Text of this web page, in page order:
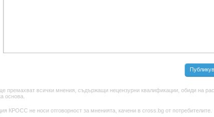
премахват всички мнения, съдържащи нецензурни квалификации, обиди на
основа.
КРОСС не носи отговорност за мненията, качени в cross.bg от потребителите.